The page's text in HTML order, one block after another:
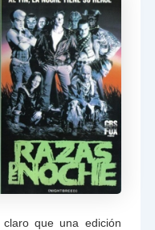
que una edición